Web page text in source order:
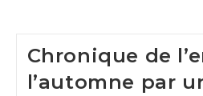
Chronique de
l’automne par